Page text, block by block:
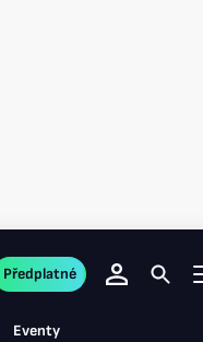
Eventy
Předplatné